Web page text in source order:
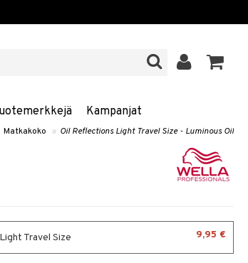
Kampanjat
Matkakoko » Oil Reflections Light Travel Size - Luminous Oil
Travel Size 9,95 €